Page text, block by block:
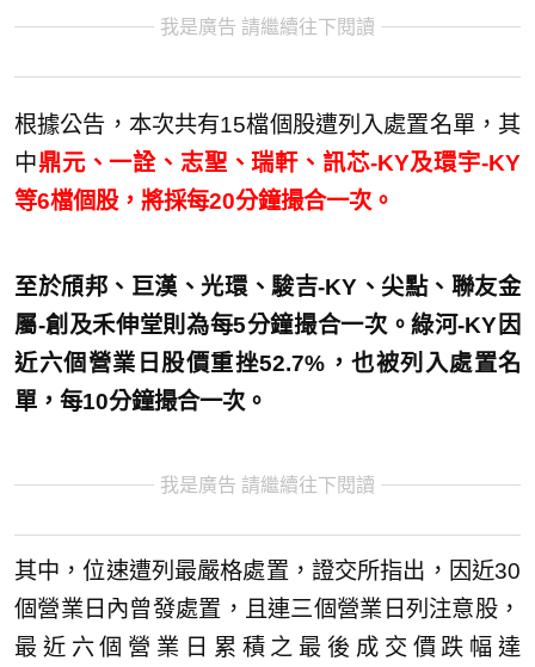
我是廣告 請繼續往下閱讀
根據公告，本次共有15檔個股遭列入處置名單，其
中鼎元、一詮、志聖、瑞軒、訊芯-KY及環宇-KY
等6檔個股，將採每20分鐘撮合一次。
至於頎邦、巨漢、光環、駿吉-KY、尖點、聯友金
屬-創及禾伸堂則為每5分鐘撮合一次。綠河-KY因
近六個營業日股價重挫52.7%，也被列入處置名
單，每10分鐘撮合一次。
我是廣告 請繼續往下閱讀
其中，位速遭列最嚴格處置，證交所指出，因近30
個營業日內曾發處置，且連三個營業日列注意股，
最近六個營業日累積之最後成交價跌幅達